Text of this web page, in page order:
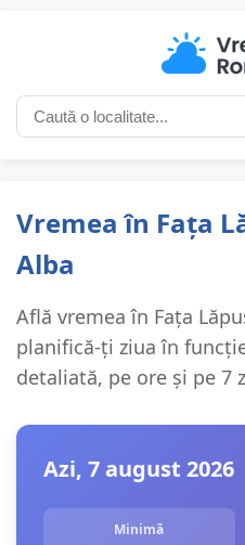
Vremea în Fața
Alba
Află vremea în Fața
planifică-ți ziua în
detaliată, pe ore și pe 7
Azi, 7 august 2026
Minimă